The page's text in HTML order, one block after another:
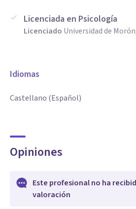
Licenciada en Psicología
Licenciado Universidad de
Idiomas
Castellano (Español)
Opiniones
Este profesional no ha
valoración